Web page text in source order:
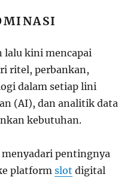
lalu kini mencapai
ritel, perbankan,
dalam setiap lini
(AI), dan analitik data
kebutuhan.
pentingnya
platform slot digital